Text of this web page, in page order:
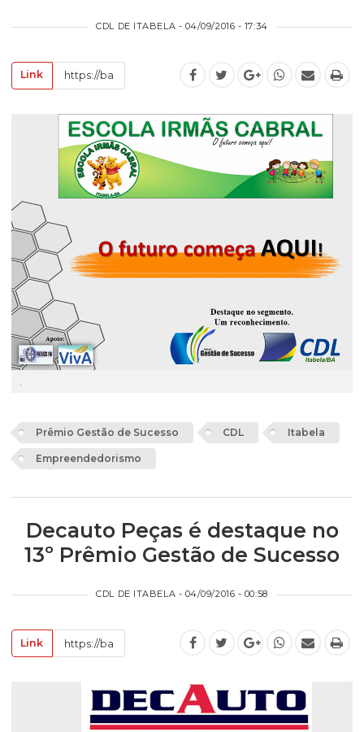
CDL DE ITABELA - 04/09/2016 - 17:34
Link
Prêmio Gestão de Sucesso CDL Itabela
Empreendedorismo
Decauto Peças é destaque no
13º Prêmio Gestão de Sucesso
CDL DE ITABELA - 04/09/2016 - 00:58
Link